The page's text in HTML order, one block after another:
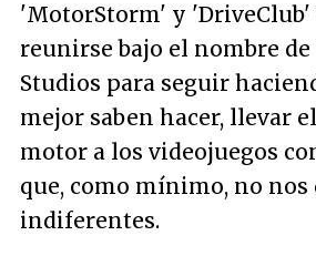
'MotorStorm' y 'DriveClub'
reunirse bajo el nombre
Studios para seguir
mejor saben hacer, llevar
motor a los videojuegos
que, como mínimo, no nos
indiferentes.